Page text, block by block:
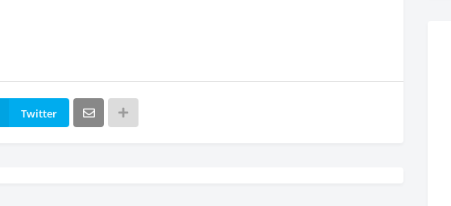
Twitter